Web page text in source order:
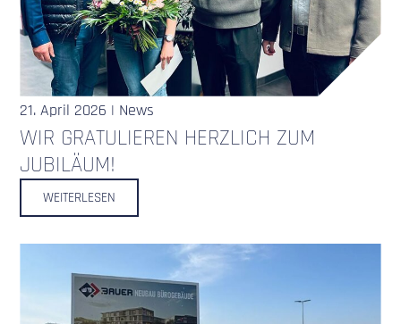
21. April 2026 | News
WIR GRATULIEREN HERZLICH ZUM
JUBILÄUM!
WEITERLESEN